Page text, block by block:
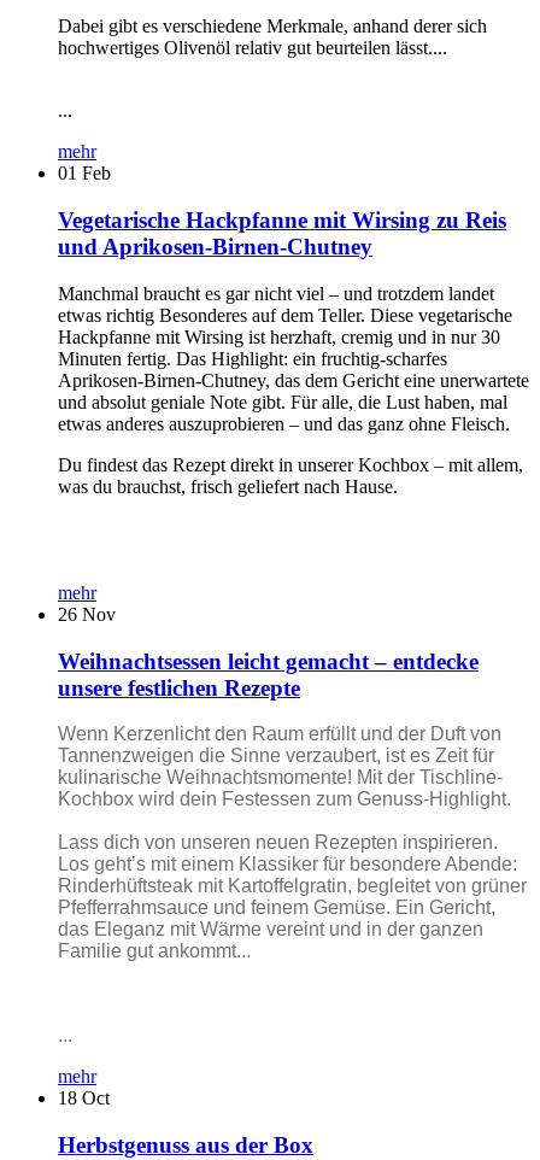
Dabei gibt es verschiedene Merkmale, anhand derer sich
hochwertiges Olivenöl relativ gut beurteilen lässt....
...
mehr
01 Feb
Vegetarische Hackpfanne mit Wirsing zu Reis
und Aprikosen-Birnen-Chutney
Manchmal braucht es gar nicht viel – und trotzdem landet
etwas richtig Besonderes auf dem Teller. Diese vegetarische
Hackpfanne mit Wirsing ist herzhaft, cremig und in nur 30
Minuten fertig. Das Highlight: ein fruchtig-scharfes
Aprikosen-Birnen-Chutney, das dem Gericht eine unerwartete
und absolut geniale Note gibt. Für alle, die Lust haben, mal
etwas anderes auszuprobieren – und das ganz ohne Fleisch.
Du findest das Rezept direkt in unserer Kochbox – mit allem,
was du brauchst, frisch geliefert nach Hause.
mehr
26 Nov
Weihnachtsessen leicht gemacht – entdecke
unsere festlichen Rezepte
Wenn Kerzenlicht den Raum erfüllt und der Duft von
Tannenzweigen die Sinne verzaubert, ist es Zeit für
kulinarische Weihnachtsmomente! Mit der Tischline-
Kochbox wird dein Festessen zum Genuss-Highlight.
Lass dich von unseren neuen Rezepten inspirieren.
Los geht’s mit einem Klassiker für besondere Abende:
Rinderhüftsteak mit Kartoffelgratin, begleitet von grüner
Pfefferrahmsauce und feinem Gemüse. Ein Gericht,
das Eleganz mit Wärme vereint und in der ganzen
Familie gut ankommt...
...
mehr
18 Oct
Herbstgenuss aus der Box